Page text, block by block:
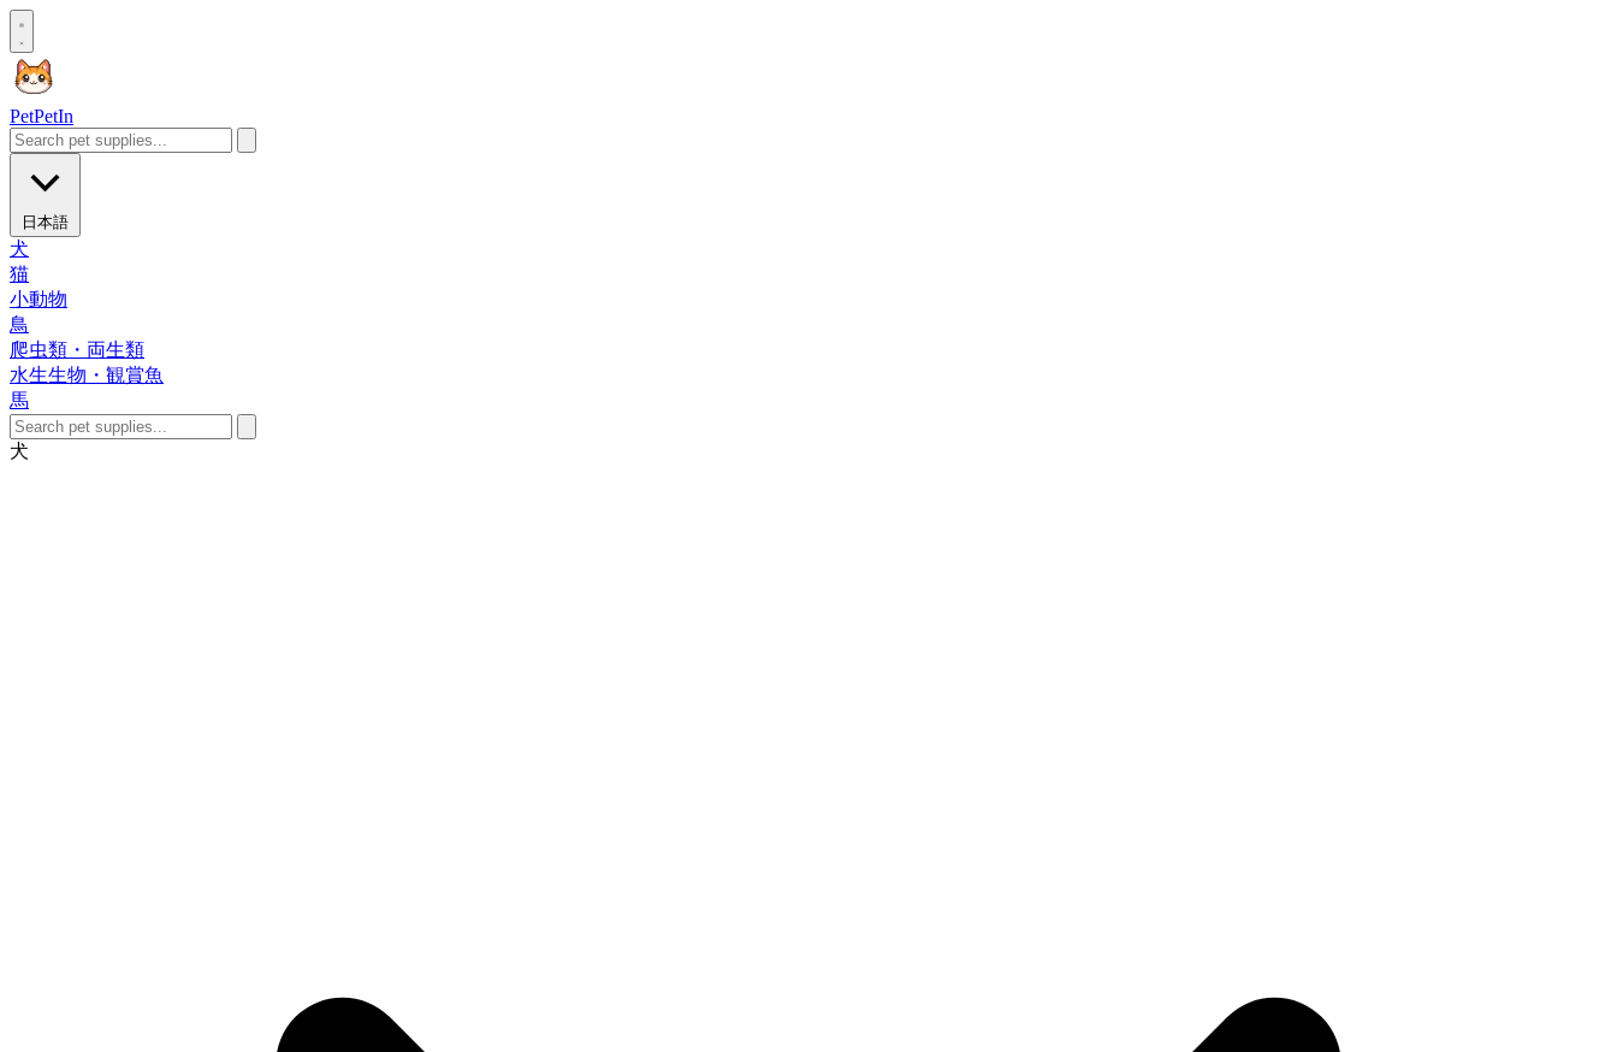
PetPetIn
日本語
犬
猫
小動物
鳥
爬虫類・両生類
水生生物・観賞魚
馬
犬